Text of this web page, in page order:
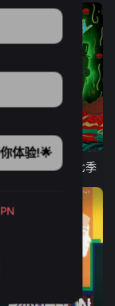
10集全
瑞克和莫蒂 第七季
体验!🌟